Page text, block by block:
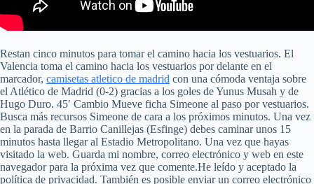
Restan cinco minutos para tomar el camino hacia los vestuarios. El
Valencia toma el camino hacia los vestuarios por delante en el
marcador, camisetas atletico de madrid con una cómoda ventaja sobre
el Atlético de Madrid (0-2) gracias a los goles de Yunus Musah y de
Hugo Duro. 45′ Cambio Mueve ficha Simeone al paso por vestuarios.
Busca más recursos Simeone de cara a los próximos minutos. Una vez
en la parada de Barrio Canillejas (Esfinge) debes caminar unos 15
minutos hasta llegar al Estadio Metropolitano. Una vez que hayas
visitado la web. Guarda mi nombre, correo electrónico y web en este
navegador para la próxima vez que comente.He leído y aceptado la
política de privacidad. También es posible enviar un correo electrónico